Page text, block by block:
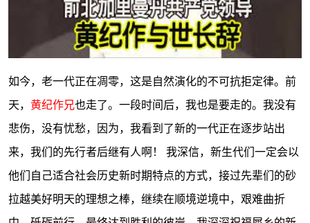
如今，老一代正在凋零，这是自然演化的不可抗拒定律。前
天， 黄纪作兄也走了。一段时间后，我也是要走的。我没有
悲伤，没有忧愁，因为，我看到了新的一代正在逐步站出
来，我们的先行者后继有人啊！ 我深信，新生代们一定会以
他们自己适合社会历史新时期特点的方式，接过先辈们的砂
拉越美好明天的理想之棒，继续在顺境逆境中，艰难曲折